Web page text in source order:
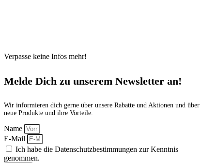
Verpasse keine Infos mehr!
Melde Dich zu unserem Newsletter an!
Wir informieren dich gerne über unsere Rabatte und Aktionen und über
neue Produkte und ihre Vorteile.
Name
E-Mail
Ich habe die Datenschutzbestimmungen zur Kenntnis
genommen.